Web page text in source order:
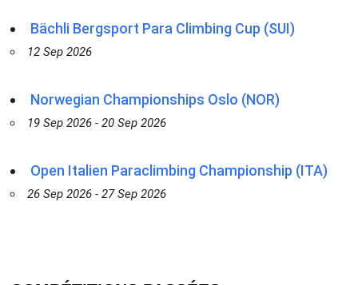
Bächli Bergsport Para Climbing Cup (SUI)
12 Sep 2026
Norwegian Championships Oslo (NOR)
19 Sep 2026 - 20 Sep 2026
Open Italien Paraclimbing Championship (ITA)
26 Sep 2026 - 27 Sep 2026